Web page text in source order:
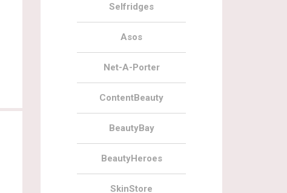
Selfridges
Asos
Net-A-Porter
ContentBeauty
BeautyBay
BeautyHeroes
SkinStore